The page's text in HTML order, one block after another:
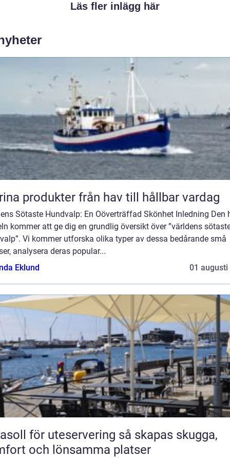
Läs fler inlägg här
Marina produkter från hav till hållbar vardag
Sötaste Hundvalp: En Oöverträffad Skönhet Inledning Den
kommer att ge dig en grundlig översikt över ”världens
Vi kommer utforska olika typer av dessa bedårande små
analysera deras popular...
Eklund
01 augusti
för uteservering så skapas skugga,
och lönsamma platser